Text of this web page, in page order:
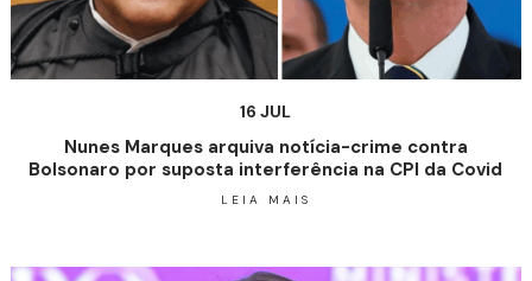
16 JUL
Nunes Marques arquiva notícia-crime contra
Bolsonaro por suposta interferência na CPI da Covid
LEIA MAIS